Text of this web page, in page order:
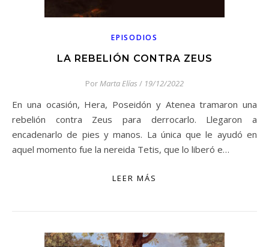
EPISODIOS
LA REBELIÓN CONTRA ZEUS
PorMarta Elías / 19/12/2022
En una ocasión, Hera, Poseidón y Atenea tramaron una
rebelión contra Zeus para derrocarlo. Llegaron a
encadenarlo de pies y manos. La única que le ayudó en
aquel momento fue la nereida Tetis, que lo liberó e…
LEER MÁS